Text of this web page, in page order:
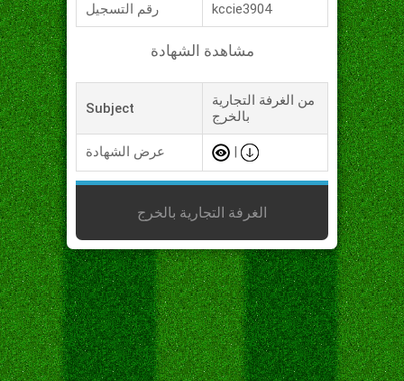
رقم التسجيل kccie3904
مشاهدة الشهادة
Subject
من الغرفة التجارية
بالخرج
عرض الشهادة
الغرفة التجارية بالخرج